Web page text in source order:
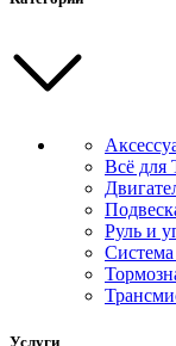
Всё для
Руль и
Услуги